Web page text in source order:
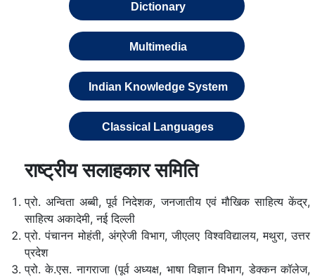
Dictionary
Multimedia
Indian Knowledge System
Classical Languages
राष्ट्रीय सलाहकार समिति
प्रो. अन्विता अब्बी, पूर्व निदेशक, जनजातीय एवं मौखिक साहित्य केंद्र,
साहित्य अकादेमी, नई दिल्ली
प्रो. पंचानन मोहंती, अंग्रेजी विभाग, जीएलए विश्वविद्यालय, मथुरा, उत्तर
प्रदेश
प्रो. के.एस. नागराजा (पूर्व अध्यक्ष, भाषा विज्ञान विभाग, डेक्कन कॉलेज,